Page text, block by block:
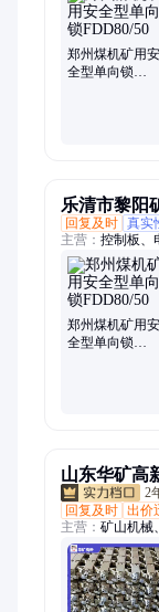
单工话筒、测
站、保护装置
线通信、通讯
郑州煤机矿用安
全型单向锁
乐清市黎阳
回复及时 真实
主营： 控制板、
中继器、电磁
块、nf2模块、
护器、遥控器
检仪
郑州煤机矿用安
全型单向锁
山东华矿高
2
回复及时 出价
主营： 矿山机械
电器、路面机